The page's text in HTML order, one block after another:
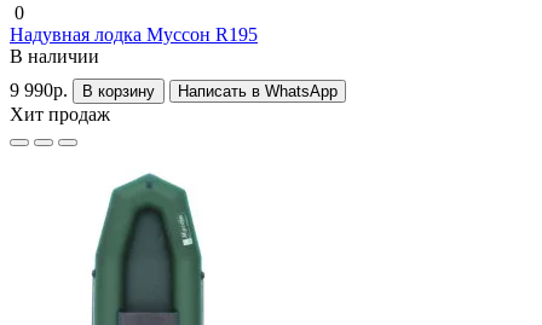
0
Надувная лодка Муссон R195
В наличии
9 990р.
В корзину Написать в WhatsApp
Хит продаж